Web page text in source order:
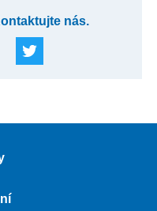
nás.